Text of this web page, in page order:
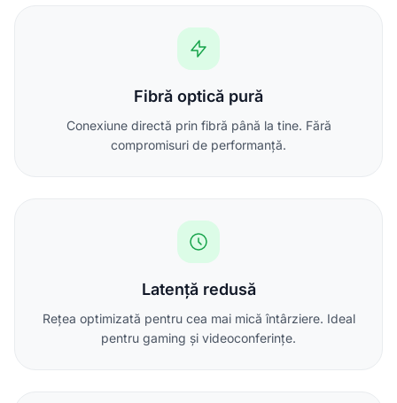
Fibră optică pură
Conexiune directă prin fibră până la tine. Fără
compromisuri de performanță.
Latență redusă
Rețea optimizată pentru cea mai mică întârziere. Ideal
pentru gaming și videoconferințe.